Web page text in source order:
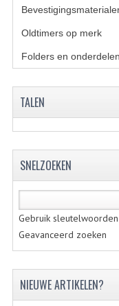
Oldtimers op merk(73)
Folders en
TALEN
SNELZOEKEN
Gebruik
Geavanceerd zoeken
NIEUWE ARTIKELEN?